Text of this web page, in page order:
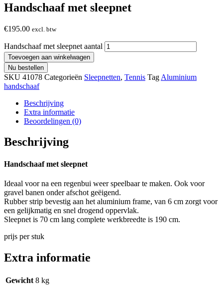
Handschaaf met sleepnet
€195.00 excl. btw
Handschaaf met sleepnet aantal
Toevoegen aan winkelwagen
Nu bestellen
SKU 41078 Categorieën Sleepnetten, Tennis Tag Aluminium
handschaaf
Beschrijving
Extra informatie
Beoordelingen (0)
Beschrijving
Handschaaf met sleepnet
Ideaal voor na een regenbui weer speelbaar te maken. Ook voor
gravel banen onder afschot geëigend.
Rubber strip bevestig aan het aluminium frame, van 6 cm zorgt voor
een gelijkmatig en snel drogend oppervlak.
Sleepnet is 70 cm lang complete werkbreedte is 190 cm.
prijs per stuk
Extra informatie
Gewicht 8 kg